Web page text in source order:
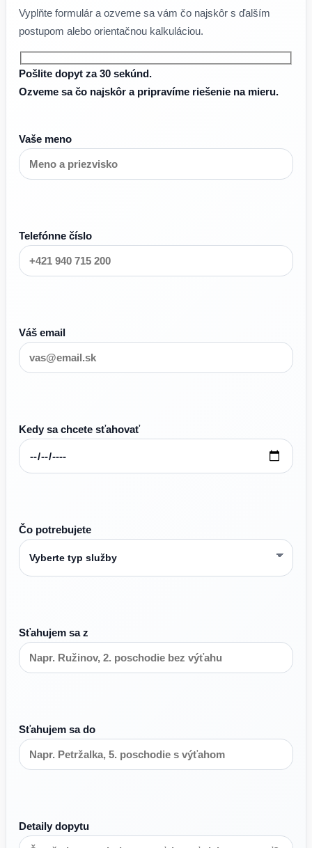
Vyplňte formulár a ozveme sa vám čo najskôr s ďalším
postupom alebo orientačnou kalkuláciou.
Pošlite dopyt za 30 sekúnd.
Ozveme sa čo najskôr a pripravíme riešenie na mieru.
Vaše meno
Telefónne číslo
Váš email
Kedy sa chcete sťahovať
Čo potrebujete
Sťahujem sa z
Sťahujem sa do
Detaily dopytu